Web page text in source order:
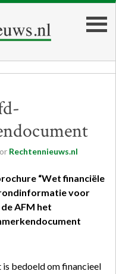
Rechtennieuws.nl
“Wet financiële
voor
AFM het
bedoeld om financieel